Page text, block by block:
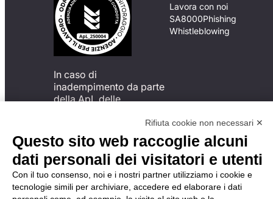
In caso di
inadempimento da parte
della ApL delle
del Codice di Condotta, è
possibile presentare un
reclamo
all’Organismo di
Monitoraggio utilizzando
una delle modalità
descritte al seguente
Lavora con noi
SA8000Phishing
Whistleblowing
Rifiuta cookie non necessari ✕
Questo sito web raccoglie alcuni
dati personali dei visitatori e utenti
Con il tuo consenso, noi e i nostri partner utilizziamo i cookie e
tecnologie simili per archiviare, accedere ed elaborare i dati